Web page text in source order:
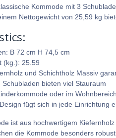
Kommode mit 3
Nettogewicht von 25,59 kg
B 72 cm H 74,5 cm
(kg.): 25.59
und Schichtholz Massiv
bieten viel Stauraum
oder im
fügt sich in jede Einrichtung
ist aus hochwertigem
die Kommode besonders